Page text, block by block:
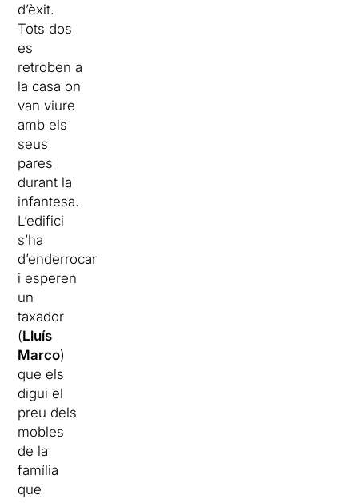
d’èxit.
Tots dos
es
retroben a
la casa on
van viure
amb els
seus
pares
durant la
infantesa.
L’edifici
s’ha
d’enderrocar
i esperen
un
taxador
(Lluís
Marco)
que els
digui el
preu dels
mobles
de la
família
que